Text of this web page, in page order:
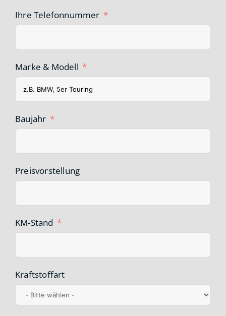
Ihre Telefonnummer
Marke & Modell
Baujahr
Preisvorstellung
KM-Stand
Kraftstoffart